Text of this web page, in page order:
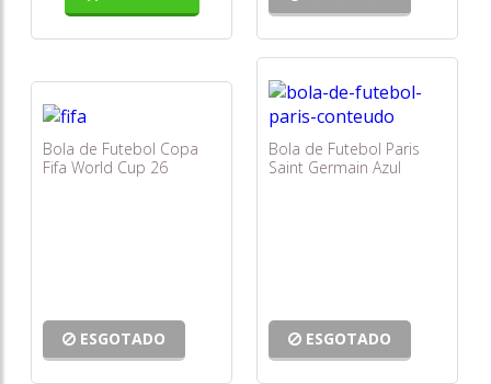
Bola de Futebol Copa
Fifa World Cup 26
ESGOTADO
Bola de Futebol Paris
Saint Germain Azul
ESGOTADO